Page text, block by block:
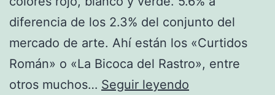
diferencia de los 2.3% del conjunto del
mercado de arte. Ahí están los «Curtidos
Román» o «La Bicoca del Rastro», entre
otros muchos… Seguir leyendo